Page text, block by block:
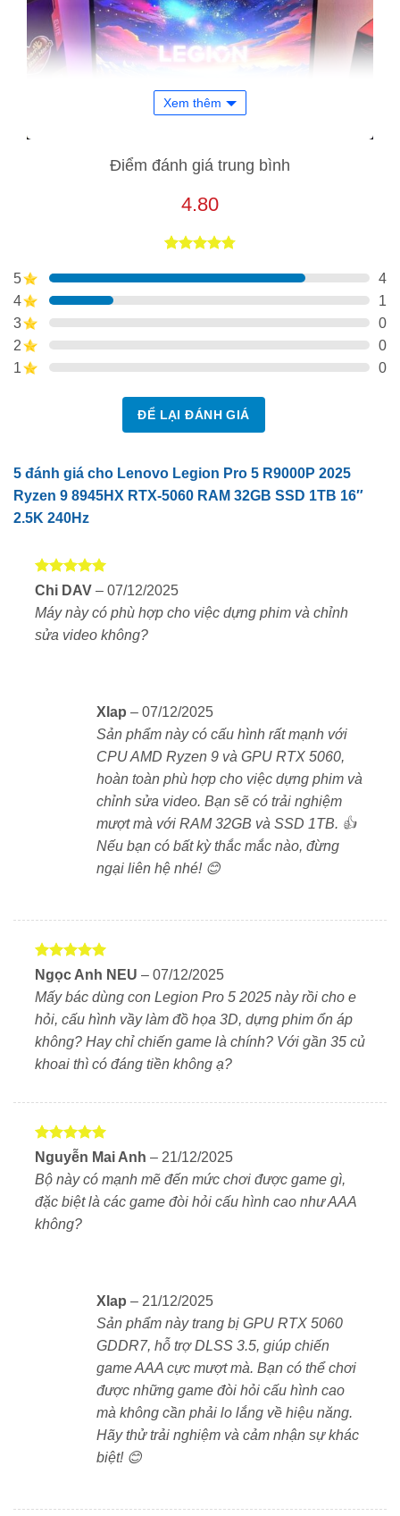
Lenovo Legion R9000P 2025 RTX 5060
lý tưởng cho game thủ, streamer và người dùng sáng
tạo nội dung nhờ sở hữu cấu hình cực mạnh với
Ryzen 9 8945HX + RTX 5060, màn hình WQXGA
240Hz sắc nét, cùng hệ thống tản nhiệt tối ưu. Đây là
mẫu laptop gaming cao cấp cân bằng tốt giữa hiệu
năng – hiển thị – mức giá hợp lý trong năm 2025.
Bộ xử lý AMD Ryzen 9 8945HX
luồng, tốc độ tối đa 5.4GHz, đáp ứng mọi nhu cầu
từ gaming đến AI, thiết kế 3D.
GPU NVIDIA RTX 5060 8GB GDDR7– kiến trúc
Ada Lovelace mới, hỗ trợ DLSS 3.5, Ray Tracing,
RAM 32GB DDR5 + SSD 1TB Gen 4 tốc độ cao, có
thể nâng cấp dễ dàng.
🖥 Màn hình WQXGA 240Hz – Trải nghiệm hình ảnh
đỉnh cao
Tấm nền IPS chất lượng cao, độ phủ màu 100%
DCI-P3, hỗ trợ Dolby Vision – lý tưởng cho game,
phim ảnh, thiết kế đồ họa.
❄️ Tản nhiệt ColdFront 5.0 – Mát mẻ, yên tĩnh, ổn
Xem thêm
Điểm đánh giá trung bình
4.80
dựa trên
đánh giá
5
4
4
1
3
0
2
0
1
0
ĐỂ LẠI ĐÁNH GIÁ
5 đánh giá cho Lenovo Legion Pro 5 R9000P 2025
Ryzen 9 8945HX RTX-5060 RAM 32GB SSD 1TB 16″
2.5K 240Hz
Được xếp
sao
Chi DAV – 07/12/2025
Máy này có phù hợp cho việc dựng phim và chỉnh
sửa video không?
Xlap – 07/12/2025
Sản phẩm này có cấu hình rất mạnh với
CPU AMD Ryzen 9 và GPU RTX 5060,
hoàn toàn phù hợp cho việc dựng phim và
chỉnh sửa video. Bạn sẽ có trải nghiệm
mượt mà với RAM 32GB và SSD 1TB. 👍
Nếu bạn có bất kỳ thắc mắc nào, đừng
ngại liên hệ nhé! 😊
Được xếp
hạng
sao
Ngọc Anh NEU – 07/12/2025
Mấy bác dùng con Legion Pro 5 2025 này rồi cho e
hỏi, cấu hình vầy làm đồ họa 3D, dựng phim ổn áp
không? Hay chỉ chiến game là chính? Với gần 35 củ
khoai thì có đáng tiền không ạ?
Được xếp
hạng
sao
Nguyễn Mai Anh – 21/12/2025
Bộ này có mạnh mẽ đến mức chơi được game gì,
đặc biệt là các game đòi hỏi cấu hình cao như AAA
không?
Xlap – 21/12/2025
Sản phẩm này trang bị GPU RTX 5060
GDDR7, hỗ trợ DLSS 3.5, giúp chiến
game AAA cực mượt mà. Bạn có thể chơi
được những game đòi hỏi cấu hình cao
mà không cần phải lo lắng về hiệu năng.
Hãy thử trải nghiệm và cảm nhận sự khác
biệt! 😊